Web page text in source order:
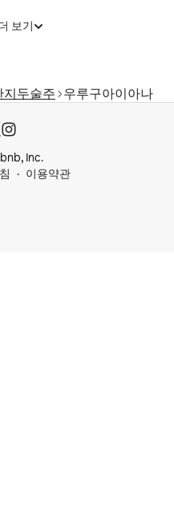
보기
두술주 우루구아이아나
Inc.
이용약관